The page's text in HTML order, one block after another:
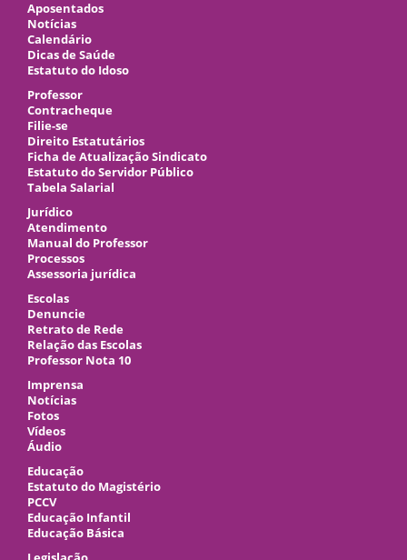
Aposentados
Notícias
Calendário
Dicas de Saúde
Estatuto do Idoso
Professor
Contracheque
Filie-se
Direito Estatutários
Ficha de Atualização Sindicato
Estatuto do Servidor Público
Tabela Salarial
Jurídico
Atendimento
Manual do Professor
Processos
Assessoria jurídica
Escolas
Denuncie
Retrato de Rede
Relação das Escolas
Professor Nota 10
Imprensa
Notícias
Fotos
Vídeos
Áudio
Educação
Estatuto do Magistério
PCCV
Educação Infantil
Educação Básica